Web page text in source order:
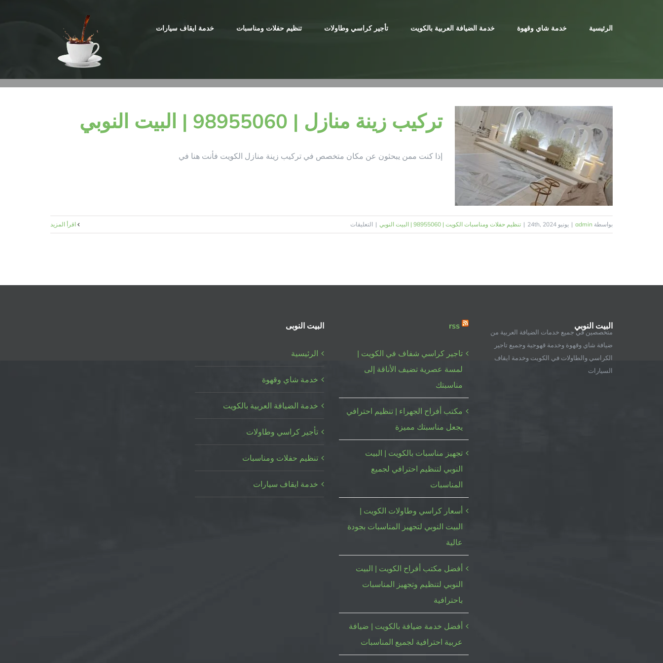
الرئيسية خدمة شاي وقهوة خدمة الضيافة العربية بالكويت تأجير كراسي وطاولات تنظيم حفلات ومناسبات خدمة ايقاف سيارات
تركيب زينة منازل | 98955060 | البيت النوبي
إذا كنت ممن يبحثون عن مكان متخصص في تركيب زينة منازل الكويت فأنت هنا في
بواسطة admin
| يونيو 24th, 2024 | تنظيم حفلات ومناسبات الكويت | 98955060 | البيت النوبي | التعليقات
تركيب
البيت النوبي
متخصصين في جميع خدمات الضيافة العربية من
ضيافة شاي وقهوة وخدمة قهوجية وجميع تاجير
الكراسي والطاولات في الكويت وخدمة ايقاف
السيارات
rss
تاجير كراسي شفاف في الكويت |
لمسة عصرية تضيف الأناقة إلى
مناسبتك
مكتب أفراح الجهراء | تنظيم احترافي
يجعل مناسبتك مميزة
تجهيز مناسبات بالكويت | البيت
النوبي لتنظيم احترافي لجميع
المناسبات
أسعار كراسي وطاولات الكويت |
البيت النوبي لتجهيز المناسبات بجودة
عالية
أفضل مكتب أفراح الكويت | البيت
النوبي لتنظيم وتجهيز المناسبات
باحترافية
أفضل خدمة ضيافة بالكويت | ضيافة
عربية احترافية لجميع المناسبات
البيت النوبى
الرئيسية
خدمة شاي وقهوة
خدمة الضيافة العربية بالكويت
تأجير كراسي وطاولات
تنظيم حفلات ومناسبات
خدمة ايقاف سيارات